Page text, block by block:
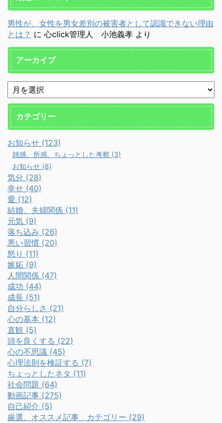
男性が、女性を男女差別の被害者として認識できない理由
とは？ に 心click管理人 小池義孝 より
アーカイブ
カテゴリー
お知らせ (123)
雑感、所感、ちょっとした考察 (3)
お知らせ (8)
気分 (28)
幸せ (40)
愛 (12)
結婚、夫婦関係 (11)
元気 (9)
落ち込み (26)
悪い習慣 (20)
怒り (11)
嫉妬 (9)
人間関係 (47)
成功 (44)
成長 (51)
自分らしさ (21)
心の基本 (12)
直観 (5)
頭を良くする (22)
心の不思議 (45)
心理法則を検証する (7)
ちょっとしたネタ (11)
社会問題 (64)
動画記事 (275)
自己紹介 (5)
厳選、オススメ記事 カテゴリー (29)